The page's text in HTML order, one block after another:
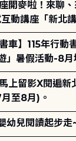
互動講座「新北
」暑假活動-8
至8月)。
幼兒閱讀起步